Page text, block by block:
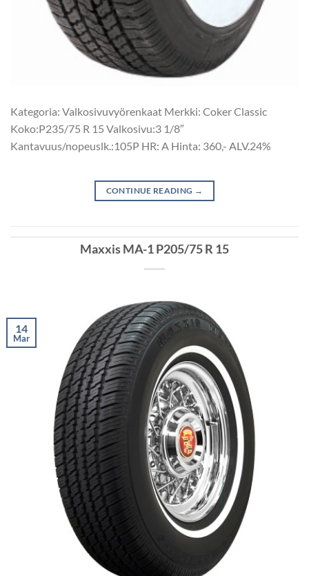
Kategoria: Valkosivuvyörenkaat Merkki: Coker Classic
Koko:P235/75 R 15 Valkosivu:3 1/8″
Kantavuus/nopeuslk.:105P HR: A Hinta: 360,- ALV.24%
CONTINUE READING →
Maxxis MA-1 P205/75 R 15
14
Mar